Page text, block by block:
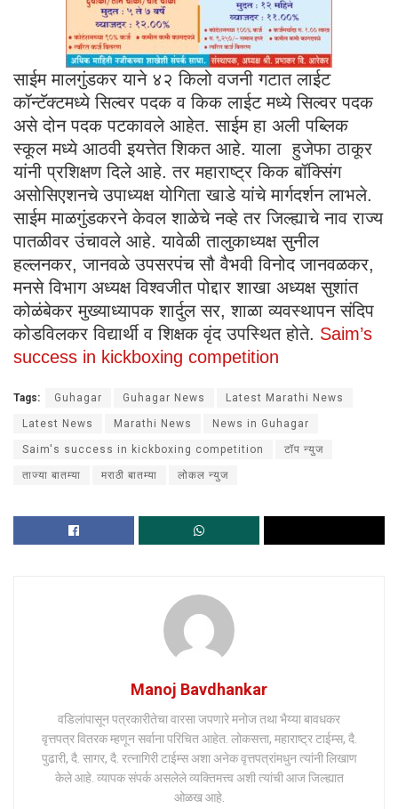
साईम मालगुंडकर याने ४२ किलो वजनी गटात लाईट
कॉन्टॅक्टमध्ये सिल्वर पदक व किक लाईट मध्ये सिल्वर पदक
असे दोन पदक पटकावले आहेत. साईम हा अली पब्लिक
स्कूल मध्ये आठवी इयत्तेत शिकत आहे. याला हुजेफा ठाकूर
यांनी प्रशिक्षण दिले आहे. तर महाराष्ट्र किक बॉक्सिंग
असोसिएशनचे उपाध्यक्ष योगिता खाडे यांचे मार्गदर्शन लाभले.
साईम माळगुंडकरने केवल शाळेचे नव्हे तर जिल्ह्याचे नाव राज्य
पातळीवर उंचावले आहे. यावेळी तालुकाध्यक्ष सुनील
हल्लनकर, जानवळे उपसरपंच सौ वैभवी विनोद जानवळकर,
मनसे विभाग अध्यक्ष विश्वजीत पोद्दार शाखा अध्यक्ष सुशांत
कोळंबेकर मुख्याध्यापक शार्दुल सर, शाळा व्यवस्थापन संदिप
कोडविलकर विद्यार्थी व शिक्षक वृंद उपस्थित होते. Saim’s
success in kickboxing competition
Tags: Guhagar Guhagar News Latest Marathi News
Latest News Marathi News News in Guhagar
Saim's success in kickboxing competition टॉप न्युज
ताज्या बातम्या मराठी बातम्या लोकल न्युज
Manoj Bavdhankar
वडिलांपासून पत्रकारीतेचा वारसा जपणारे मनोज तथा भैय्या बावधकर
वृत्तपत्र वितरक म्हणून सर्वाना परिचित आहेत. लोकसत्ता, महाराष्ट्र टाईम्स, दै.
पुढारी, दै. सागर, दै. रत्नागिरी टाईम्स अशा अनेक वृत्तपत्रांमधुन त्यांनी लिखाण
केले आहे. व्यापक संपर्क असलेले व्यक्तिमत्त्व अशी त्यांची आज जिल्ह्यात
ओळख आहे.